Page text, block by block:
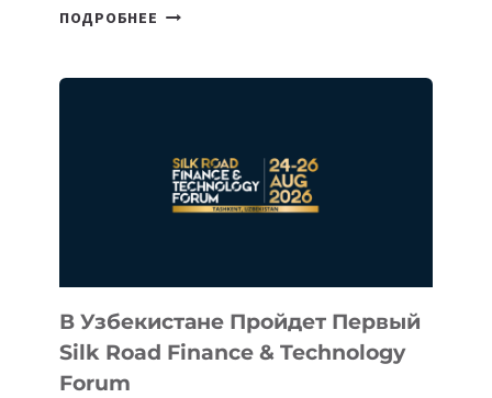
ПОДРОБНЕЕ CEO
NACE.AI
В Узбекистане Пройдет Первый
Silk Road Finance & Technology
Forum